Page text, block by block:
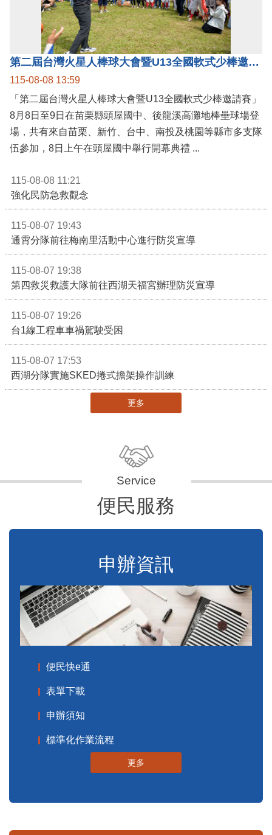
第二屆台灣火星人棒球大會暨U13全國軟式少棒邀請賽在苗栗舉辦
115-08-08 13:59
「第二屆台灣火星人棒球大會暨U13全國軟式少棒邀請賽」
8月8日至9日在苗栗縣頭屋國中、後龍溪高灘地棒壘球場登
場，共有來自苗栗、新竹、台中、南投及桃園等縣市多支隊
伍參加，8日上午在頭屋國中舉行開幕典禮 ...
115-08-08 11:21
強化民防急救觀念
115-08-07 19:43
通霄分隊前往梅南里活動中心進行防災宣導
115-08-07 19:38
第四救災救護大隊前往西湖天福宮辦理防災宣導
115-08-07 19:26
台1線工程車車禍駕駛受困
115-08-07 17:53
西湖分隊實施SKED捲式擔架操作訓練
更多
便民服務
申辦資訊
便民快e通
表單下載
申辦須知
標準化作業流程
更多